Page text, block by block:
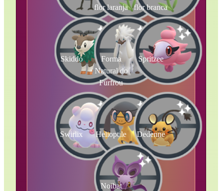
flor laranja
flor branca
Skiddo
Forma
Natural do
Furfrou
Spritzee
Swirlix Helioptile Dedenne
Noibat